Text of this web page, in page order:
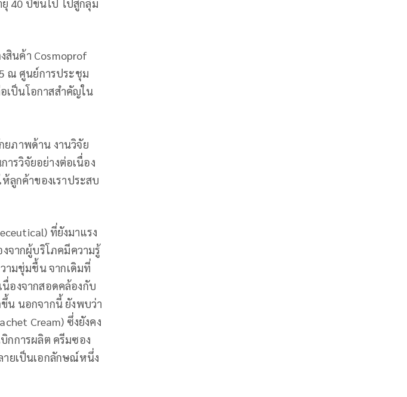
40 ปีขึ้นไป ไปสู่กลุ่ม
สินค้า Cosmoprof
ณ ศูนย์การประชุม
เป็นโอกาสสำคัญใน
ยภาพด้าน งานวิจัย
ารวิจัยอย่างต่อเนื่อง
ลูกค้าของเราประสบ
ที่ยังมาแรง
จากผู้บริโภคมีความรู้
ามชุ่มชื้น จากเดิมที่
นื่องจากสอดคล้องกับ
น นอกจากนี้ ยังพบว่า
Cream) ซึ่งยังคง
กการผลิต ครีมซอง
ยเป็นเอกลักษณ์หนึ่ง